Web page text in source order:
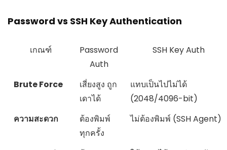
Password vs SSH Key Authentication
เกณฑ์
Password
Auth
SSH Key Auth
Brute Force
เสี่ยงสูง ถูก
เดาได้
แทบเป็นไปไม่ได้
(2048/4096-bit)
ความสะดวก
ต้องพิมพ์
ทุกครั้ง
ไม่ต้องพิมพ์ (SSH Agent)